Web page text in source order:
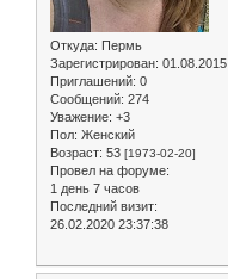
Откуда: Пермь
Зарегистрирован: 01.08.2015
Приглашений: 0
Сообщений: 274
Уважение: +3
Пол: Женский
Возраст: 53 [1973-02-20]
Провел на форуме:
1 день 7 часов
Последний визит:
26.02.2020 23:37:38